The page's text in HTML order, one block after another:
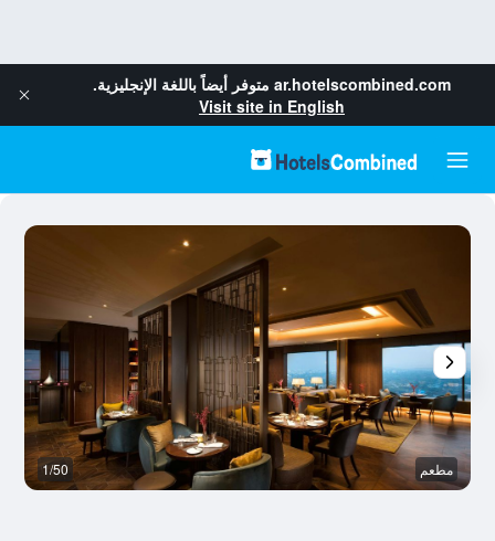
ar.hotelscombined.com متوفر أيضاً باللغة الإنجليزية.
Visit site in English
مطعم 1/50